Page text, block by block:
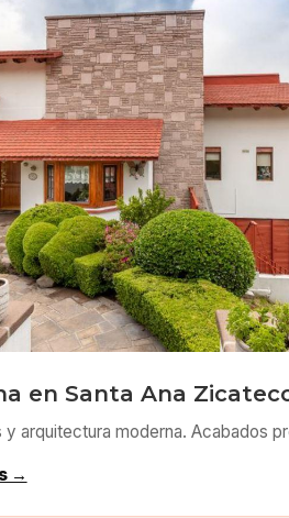
en Santa Ana
y arquitectura moderna. Acabados
→